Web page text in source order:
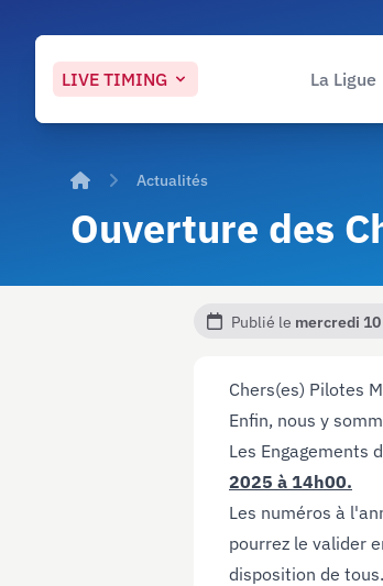
LIVE TIMING La Ligue
AccueilActualités
Ouverture des
Publié le mercredi
Chers(es) Pilotes
Enfin, nous y
Les Engagements
2025 à 14h00.
Les numéros à
pourrez le valider
disposition de tous.